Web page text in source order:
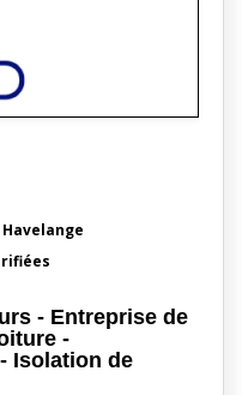
Havelange
- Entreprise de
-
Isolation de